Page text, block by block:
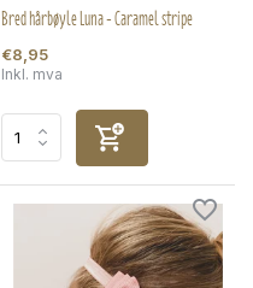
Bred hårbøyle Luna - Caramel stripe
€8,95
Inkl. mva